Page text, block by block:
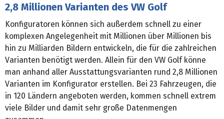
2,8 Millionen Varianten des VW Golf
Konfiguratoren können sich außerdem schnell zu einer
komplexen Angelegenheit mit Millionen über Millionen bis
hin zu Milliarden Bildern entwickeln, die für die zahlreichen
Varianten benötigt werden. Allein für den VW Golf könne
man anhand aller Ausstattungsvarianten rund 2,8 Millionen
Varianten im Konfigurator erstellen. Bei 23 Fahrzeugen, die
in 120 Ländern angeboten werden, kommen schnell extrem
viele Bilder und damit sehr große Datenmengen